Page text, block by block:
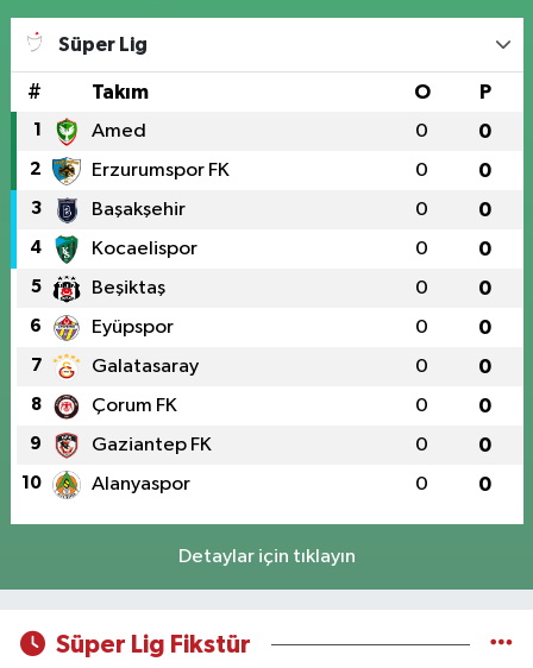
Süper Lig
# Takım O P
1 Amed 0 0
2 Erzurumspor FK 0 0
3 Başakşehir 0 0
4 Kocaelispor 0 0
5 Beşiktaş 0 0
6 Eyüpspor 0 0
7 Galatasaray 0 0
8 Çorum FK 0 0
9 Gaziantep FK 0 0
10 Alanyaspor 0 0
Detaylar için tıklayın
Süper Lig Fikstür